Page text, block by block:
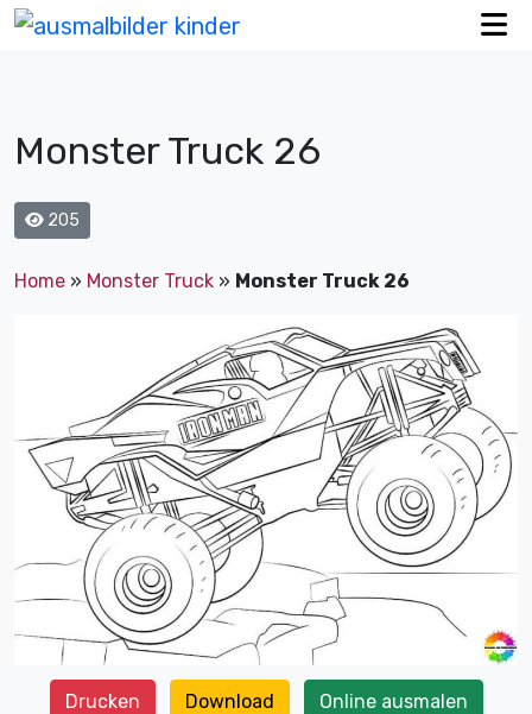
Monster Truck 26
205
Home » Monster Truck » Monster Truck 26
Drucken Download Online ausmalen